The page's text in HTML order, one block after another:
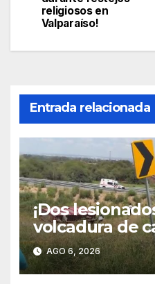
entradas
religiosos en
Valparaíso!
Entrada relacionada
¡Dos
volcadura de
libramiento
poniente!
AGO 6, 2026